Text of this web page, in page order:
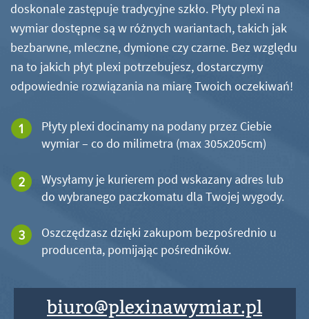
doskonale zastępuje tradycyjne szkło. Płyty plexi na
wymiar dostępne są w różnych wariantach, takich jak
bezbarwne, mleczne, dymione czy czarne. Bez względu
na to jakich płyt plexi potrzebujesz, dostarczymy
odpowiednie rozwiązania na miarę Twoich oczekiwań!
Płyty plexi docinamy na podany przez Ciebie
wymiar – co do milimetra (max 305x205cm)
Wysyłamy je kurierem pod wskazany adres lub
do wybranego paczkomatu dla Twojej wygody.
Oszczędzasz dzięki zakupom bezpośrednio u
producenta, pomijając pośredników.
biuro@plexinawymiar.pl